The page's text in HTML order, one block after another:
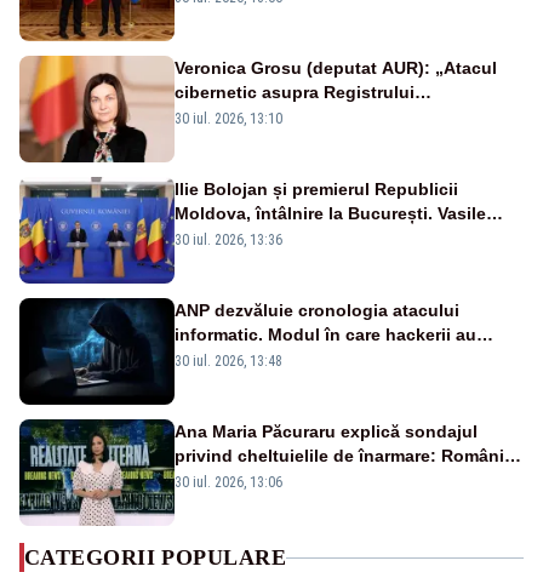
Veronica Grosu (deputat AUR): „Atacul
cibernetic asupra Registrului
Proprietăților transmite un semnal de
30 iul. 2026, 13:10
Ilie Bolojan și premierul Republicii
Moldova, întâlnire la București. Vasile
Tofan, primit cu onoruri militare
30 iul. 2026, 13:36
ANP dezvăluie cronologia atacului
informatic. Modul în care hackerii au
pătruns în rețea rămâne necunoscut
30 iul. 2026, 13:48
Ana Maria Păcuraru explică sondajul
privind cheltuielile de înarmare: Românii
cer transparență în achiziții și un echilibru
30 iul. 2026, 13:06
CATEGORII POPULARE